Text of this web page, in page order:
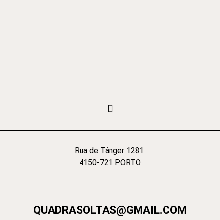
Rua de Tânger 1281
4150-721 PORTO
QUADRASOLTAS@GMAIL.COM